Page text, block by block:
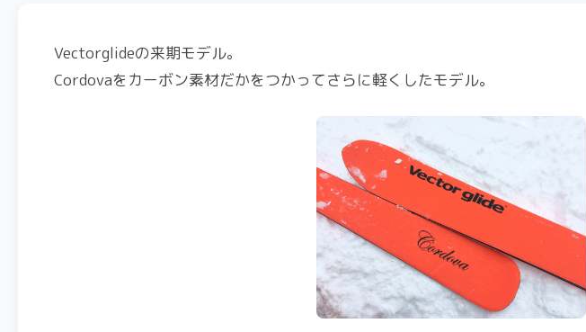
Vectorglideの来期モデル。
Cordovaをカーボン素材だかをつかってさらに軽くしたモデル。